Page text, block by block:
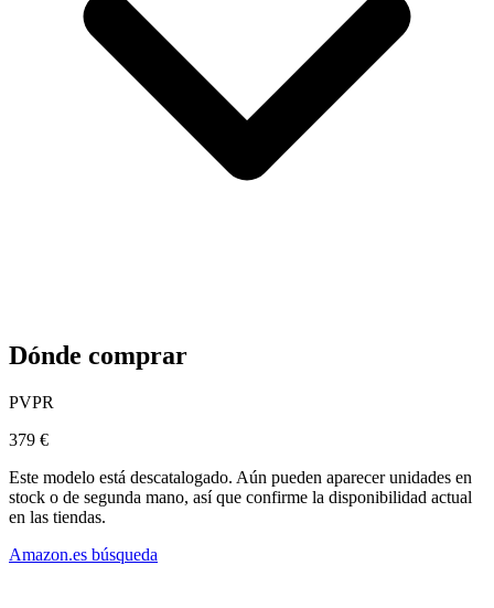
Dónde comprar
PVPR
379 €
Este modelo está descatalogado. Aún pueden aparecer unidades en
stock o de segunda mano, así que confirme la disponibilidad actual
en las tiendas.
Amazon.es búsqueda